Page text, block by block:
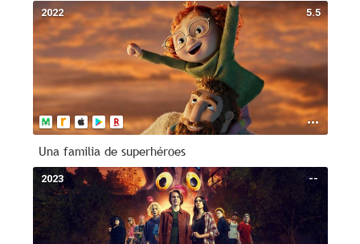
5.5
2022
Una familia de superhéroes
--
2023